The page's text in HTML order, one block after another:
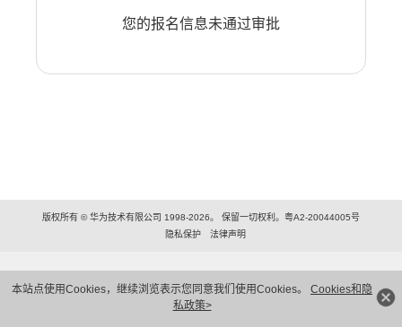
本站点使用Cookies，继续浏览表示您同意我们使用Cookies。 Cookies和隐
私政策>
您的报名信息未通过审批
版权所有 © 华为技术有限公司 1998-2026。 保留一切权利。粤A2-20044005号
隐私保护
法律声明